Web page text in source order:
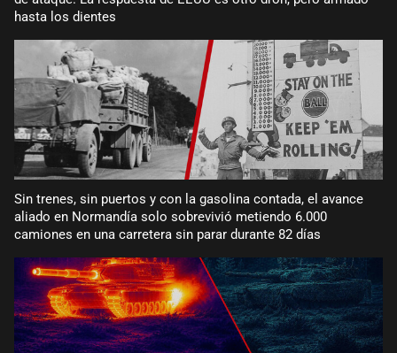
hasta los dientes
Sin trenes, sin puertos y con la gasolina contada, el avance
aliado en Normandía solo sobrevivió metiendo 6.000
camiones en una carretera sin parar durante 82 días